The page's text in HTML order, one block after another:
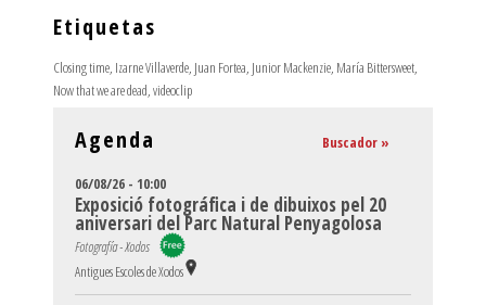
Etiquetas
Closing time, Izarne Villaverde, Juan Fortea, Junior Mackenzie, María Bittersweet,
Now that we are dead,videoclip
Agenda Buscador »
06/08/26 - 10:00
Exposició fotográfica i de dibuixos pel 20
aniversari del Parc Natural Penyagolosa
Fotografía - Xodos
Antigues Escoles de Xodos